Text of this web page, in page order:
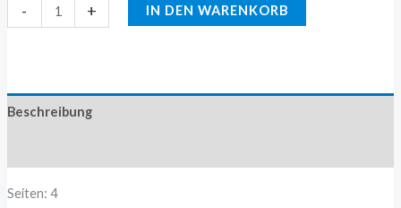
- + IN DEN WARENKORB
Beschreibung
Seiten: 4